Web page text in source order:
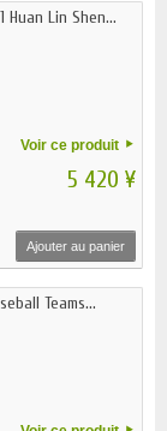
Huan Lin Shen...
Voir ce produit
5 420 ¥
Ajouter au panier
Teams...